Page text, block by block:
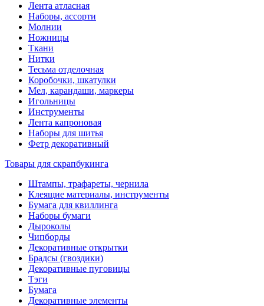
Лента атласная
Наборы, ассорти
Молнии
Ножницы
Ткани
Нитки
Тесьма отделочная
Коробочки, шкатулки
Мел, карандаши, маркеры
Игольницы
Инструменты
Лента капроновая
Наборы для шитья
Фетр декоративный
Товары для скрапбукинга
Штампы, трафареты, чернила
Клеящие материалы, инструменты
Бумага для квиллинга
Наборы бумаги
Дыроколы
Чипборды
Декоративные открытки
Брадсы (гвоздики)
Декоративные пуговицы
Тэги
Бумага
Декоративные элементы